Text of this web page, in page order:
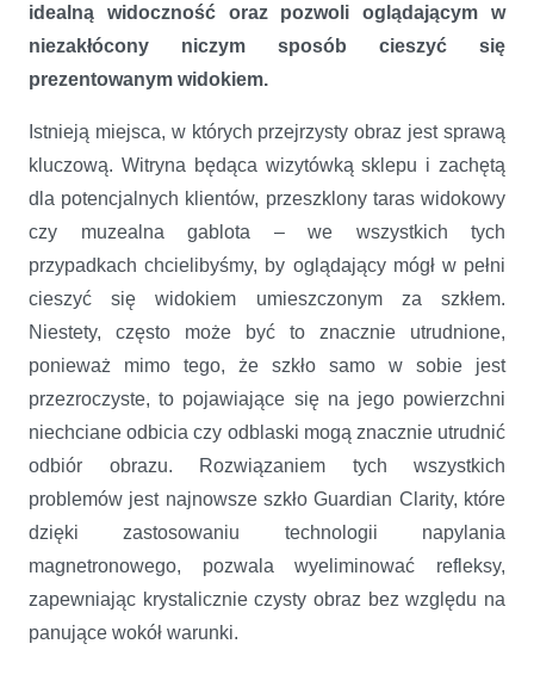
idealną widoczność oraz pozwoli oglądającym w
niezakłócony niczym sposób cieszyć się
prezentowanym widokiem.
Istnieją miejsca, w których przejrzysty obraz jest sprawą
kluczową. Witryna będąca wizytówką sklepu i zachętą
dla potencjalnych klientów, przeszklony taras widokowy
czy muzealna gablota – we wszystkich tych
przypadkach chcielibyśmy, by oglądający mógł w pełni
cieszyć się widokiem umieszczonym za szkłem.
Niestety, często może być to znacznie utrudnione,
ponieważ mimo tego, że szkło samo w sobie jest
przezroczyste, to pojawiające się na jego powierzchni
niechciane odbicia czy odblaski mogą znacznie utrudnić
odbiór obrazu. Rozwiązaniem tych wszystkich
problemów jest najnowsze szkło Guardian Clarity, które
dzięki zastosowaniu technologii napylania
magnetronowego, pozwala wyeliminować refleksy,
zapewniając krystalicznie czysty obraz bez względu na
panujące wokół warunki.